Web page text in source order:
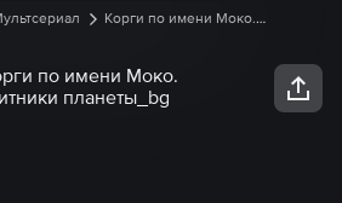
Корги по имени Моко.